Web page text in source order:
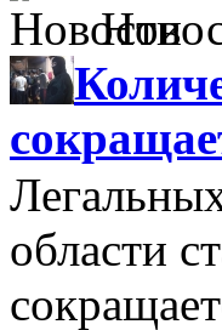
области